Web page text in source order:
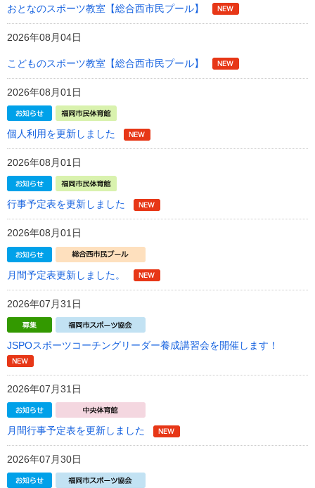
おとなのスポーツ教室【総合西市民プール】
2026年08月04日
こどものスポーツ教室【総合西市民プール】
2026年08月01日
個人利用を更新しました
2026年08月01日
行事予定表を更新しました
2026年08月01日
月間予定表更新しました。
2026年07月31日
JSPOスポーツコーチングリーダー養成講習会を開催します！
2026年07月31日
月間行事予定表を更新しました
2026年07月30日